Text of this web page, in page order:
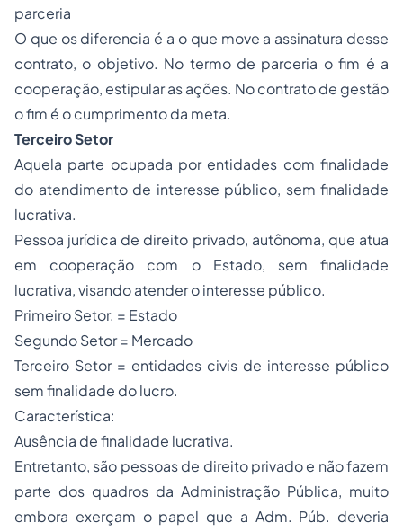
parceria
O que os diferencia é a o que move a assinatura desse
contrato, o objetivo. No termo de parceria o fim é a
cooperação, estipular as ações. No contrato de gestão
o fim é o cumprimento da meta.
Terceiro Setor
Aquela parte ocupada por entidades com finalidade
do atendimento de interesse público, sem finalidade
lucrativa.
Pessoa jurídica de direito privado, autônoma, que atua
em cooperação com o Estado, sem finalidade
lucrativa, visando atender o interesse público.
Primeiro Setor. = Estado
Segundo Setor = Mercado
Terceiro Setor = entidades civis de interesse público
sem finalidade do lucro.
Característica:
Ausência de finalidade lucrativa.
Entretanto, são pessoas de direito privado e não fazem
parte dos quadros da Administração Pública, muito
embora exerçam o papel que a Adm. Púb. deveria